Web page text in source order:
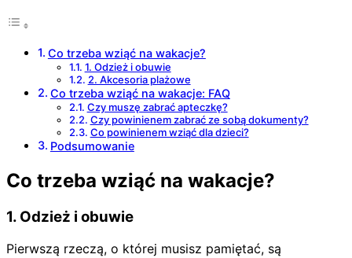
Co trzeba wziąć na wakacje?
1. Odzież i obuwie
2. Akcesoria plażowe
Co trzeba wziąć na wakacje: FAQ
Czy muszę zabrać apteczkę?
Czy powinienem zabrać ze sobą dokumenty?
Co powinienem wziąć dla dzieci?
Podsumowanie
Co trzeba wziąć na wakacje?
1. Odzież i obuwie
Pierwszą rzeczą, o której musisz pamiętać, są